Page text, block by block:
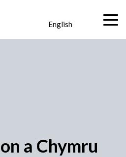
English
a Chymru